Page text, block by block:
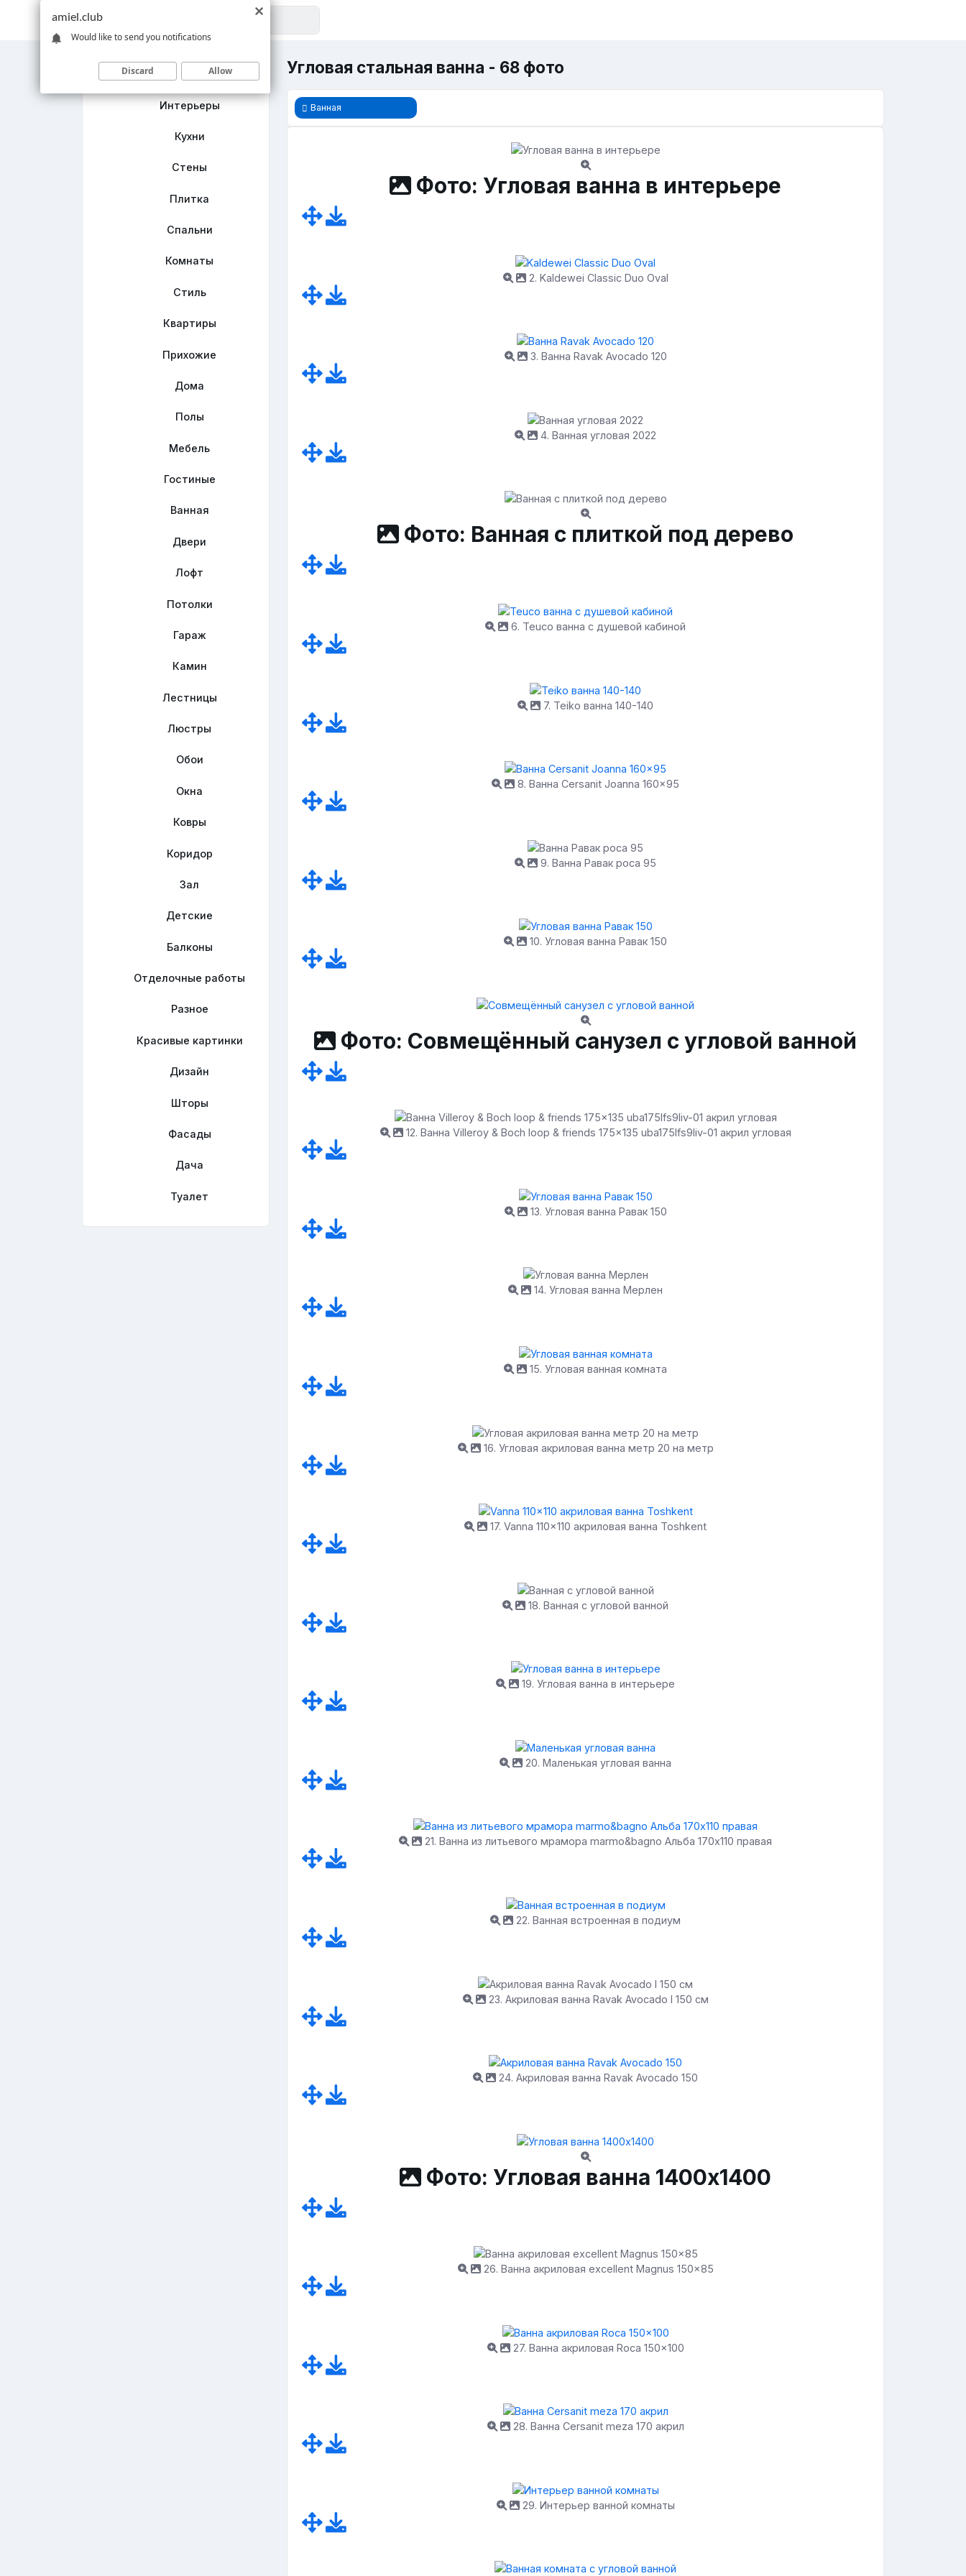
Главная
Интерьеры
Кухни
Стены
Плитка
Спальни
Комнаты
Стиль
Квартиры
Прихожие
Дома
Полы
Мебель
Гостиные
Ванная
Двери
Лофт
Потолки
Гараж
Камин
Лестницы
Люстры
Обои
Окна
Ковры
Коридор
Зал
Детские
Балконы
Отделочные работы
Разное
Красивые картинки
Дизайн
Шторы
Фасады
Дача
Туалет
Угловая стальная ванна - 68 фото
Ванная
Фото: Угловая ванна в интерьере
2. Kaldewei Classic Duo Oval
3. Ванна Ravak Avocado 120
4. Ванная угловая 2022
Фото: Ванная с плиткой под дерево
6. Teuco ванна с душевой кабиной
7. Teiko ванна 140-140
8. Ванна Cersanit Joanna 160x95
9. Ванна Равак роса 95
10. Угловая ванна Равак 150
Фото: Совмещённый санузел с угловой ванной
12. Ванна Villeroy & Boch loop & friends 175x135 uba175lfs9liv-01 акрил угловая
13. Угловая ванна Равак 150
14. Угловая ванна Мерлен
15. Угловая ванная комната
16. Угловая акриловая ванна метр 20 на метр
17. Vanna 110x110 акриловая ванна Toshkent
18. Ванная с угловой ванной
19. Угловая ванна в интерьере
20. Маленькая угловая ванна
21. Ванна из литьевого мрамора marmo&bagno Альба 170x110 правая
22. Ванная встроенная в подиум
23. Акриловая ванна Ravak Avocado l 150 см
24. Акриловая ванна Ravak Avocado 150
Фото: Угловая ванна 1400х1400
26. Ванна акриловая excellent Magnus 150x85
27. Ванна акриловая Roca 150x100
28. Ванна Cersanit meza 170 акрил
29. Интерьер ванной комнаты
amiel.club
Would like to send you notifications
Discard Allow